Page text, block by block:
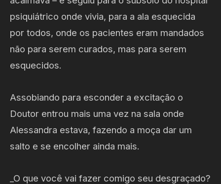
psiquiátrico onde vivia, para a ala esquecida
por todos, onde os pacientes eram mandados
não para serem curados, mas para serem
esquecidos.
Assobiando para esconder a excitação o
Doutor entrou mais uma vez na sala onde
Alessandra estava, fazendo a moça dar um
salto e se encolher ainda mais.
_O que você vai fazer comigo seu desgraçado?